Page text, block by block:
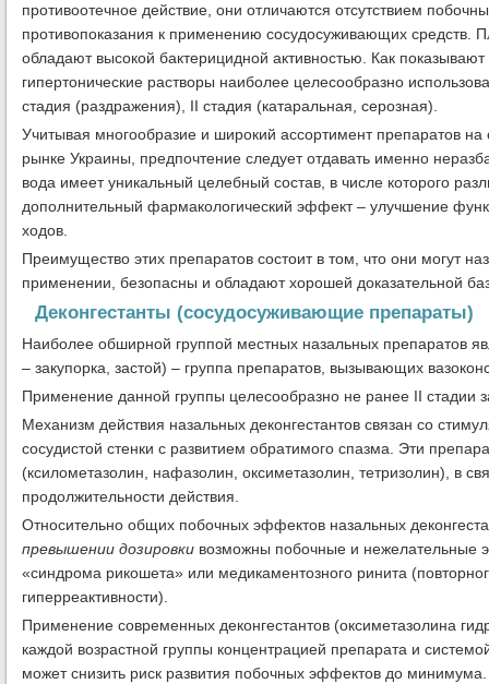
противоотечное действие, они отличаются отсутствием
противопоказания к применению сосудосуживающих средств.
обладают высокой бактерицидной активностью. Как
гипертонические растворы наиболее целесообразно
стадия (раздражения), II стадия (катаральная, серозная).
Учитывая многообразие и широкий ассортимент препаратов
рынке Украины, предпочтение следует отдавать именно
вода имеет уникальный целебный состав, в числе которого
дополнительный фармакологический эффект – улучшение
ходов.
Преимущество этих препаратов состоит в том, что они могут
применении, безопасны и обладают хорошей доказательной
Деконгестанты (сосудосуживающие препараты)
Наиболее обширной группой местных назальных препаратов
– закупорка, застой) – группа препаратов, вызывающих
Применение данной группы целесообразно не ранее II стадии
Механизм действия назальных деконгестантов связан со
сосудистой стенки с развитием обратимого спазма. Эти
(ксилометазолин, нафазолин, оксиметазолин, тетризолин), в
продолжительности действия.
Относительно общих побочных эффектов назальных
превышении дозировки возможны побочные и нежелательные
«синдрома рикошета» или медикаментозного ринита
гиперреактивности).
Применение современных деконгестантов (оксиметазолина
каждой возрастной группы концентрацией препарата и
может снизить риск развития побочных эффектов до минимума.